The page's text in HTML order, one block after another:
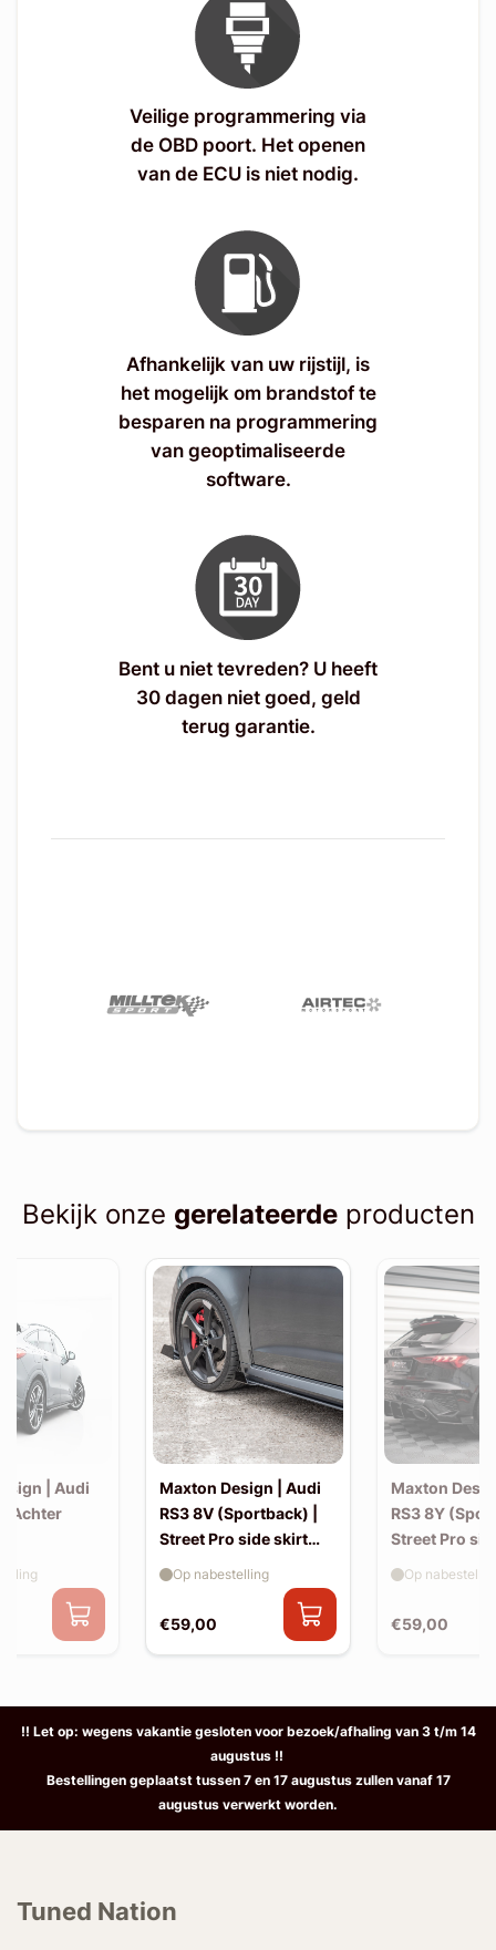
Veilige programmering via
de OBD poort. Het openen
van de ECU is niet nodig.
Afhankelijk van uw rijstijl, is
het mogelijk om brandstof te
besparen na programmering
van geoptimaliseerde
software.
Bent u niet tevreden? U heeft
30 dagen niet goed, geld
terug garantie.
Bekijk onze gerelateerdeproducten
| Audi
| Achter
Maxton Design | Audi
RS3 8V (Sportback) |
Street Pro side skirt
splitter flaps
€59,00
Op nabestelling
Maxton
RS3 8Y
Street Pro
splitter flaps
€59,00
Op
!! Let op: wegens vakantie gesloten voor bezoek/afhaling van 3 t/m 14
augustus !!
Bestellingen geplaatst tussen 7 en 17 augustus zullen vanaf 17
augustus verwerkt worden.
Tuned Nation